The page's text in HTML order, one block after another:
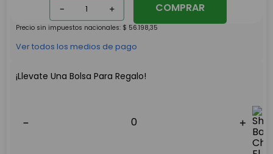
＋
－ COMPRAR
cuotas SIN INTERÉS de$
cuotas de$14.821
Precio sin impuestos nacionales: $ 56.198,35
Ver todos los medios de pago
¡Llevate Una Bolsa Para Regalo!
＋
－